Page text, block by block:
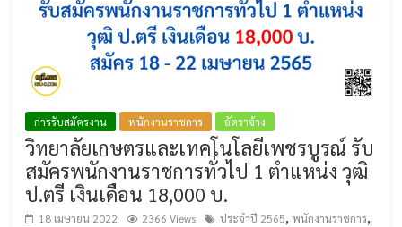
การรับสมัครงาน พนักงานราชการ อัตราจ้าง
วิทยาลัยเกษตรและเทคโนโลยีเพชรบูรณ์ รับ
สมัครพนักงานราชการทั่วไป 1 ตำแหน่ง วุฒิ
ป.ตรี เงินเดือน 18,000 บ.
18 เมษายน 2022 2366 Views ประจำปี 2565,พนักงานราชการ,